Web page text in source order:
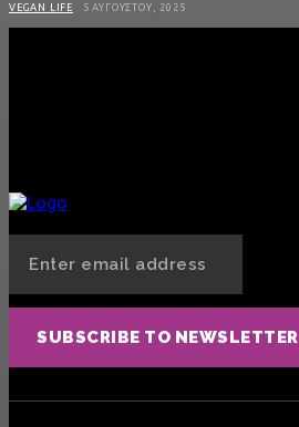
VEGAN LIFE 5 ΑΥΓΟΎΣΤΟΥ, 2025
SUBSCRIBE TO NEWSLETTER